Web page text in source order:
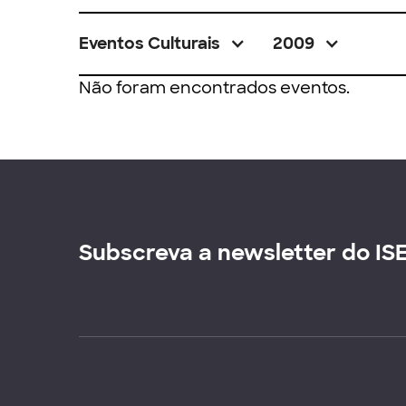
Eventos Culturais 2009
Não foram encontrados eventos.
Subscreva a newsletter do